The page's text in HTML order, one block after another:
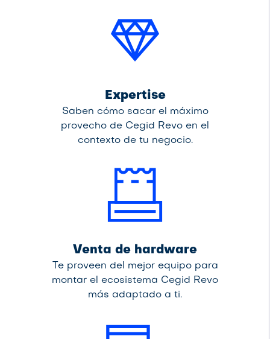
Expertise
Saben cómo sacar el máximo
provecho de Cegid Revo en el
contexto de tu negocio.
Venta de hardware
Te proveen del mejor equipo para
montar el ecosistema Cegid Revo
más adaptado a ti.